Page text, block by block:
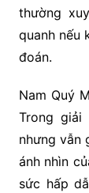
thường
quanh nếu
đoán.
Nam Quý
Trong
nhưng vẫn
ánh nhìn
sức hấp